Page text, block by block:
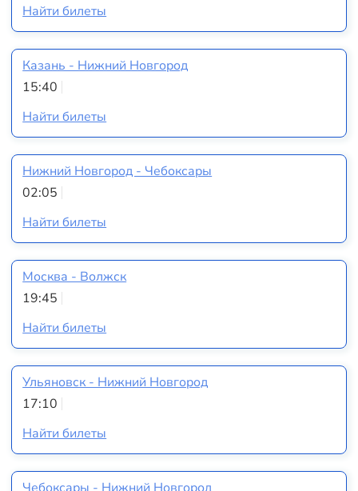
Найти билеты
Казань - Нижний Новгород
15:40
Найти билеты
Нижний Новгород - Чебоксары
02:05
Найти билеты
Москва - Волжск
19:45
Найти билеты
Ульяновск - Нижний Новгород
17:10
Найти билеты